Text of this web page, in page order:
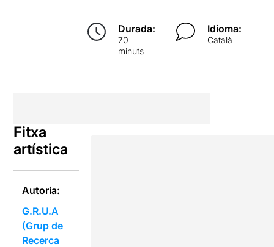
Durada:
70
minuts
Idioma:
Català
Fitxa
artística
Autoria:
G.R.U.A
(Grup de
Recerca